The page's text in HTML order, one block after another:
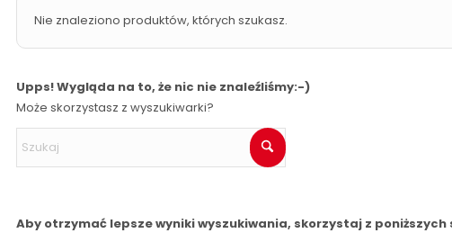
Nie znaleziono produktów, których szukasz.
Upps! Wygląda na to, że nic nie znaleźliśmy:-)
Może skorzystasz z wyszukiwarki?
Aby otrzymać lepsze wyniki wyszukiwania, skorzystaj z